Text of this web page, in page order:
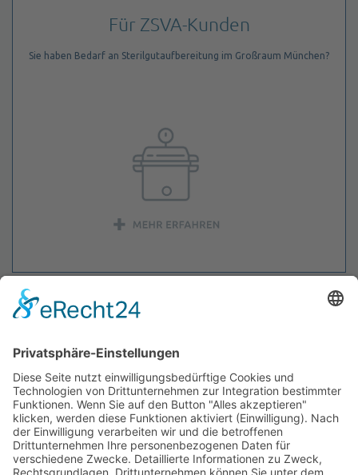
Für ZSVA-Kunden
Sie haben Bedarf an Sterilgutaufbereitung im Großraum München?
Für Krankenhäuser
Sie suchen nach einem zukunftsfähigen Weg, die Transormation
von stationärem zum ambulanten Operieren umzusetzen?